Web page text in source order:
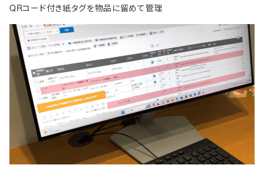
QRコード付き紙タグを物品に留めて管理